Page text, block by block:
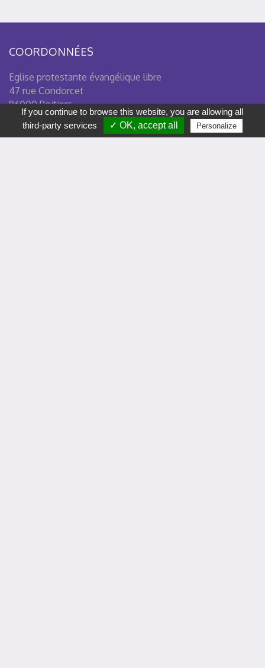
COORDONNÉES
Eglise protestante évangélique libre
47 rue Condorcet
86000 Poitiers
Tél : 09 50 38 02 90
If you continue to browse this website, you are allowing all
third-party services
✓ OK, accept all Personalize